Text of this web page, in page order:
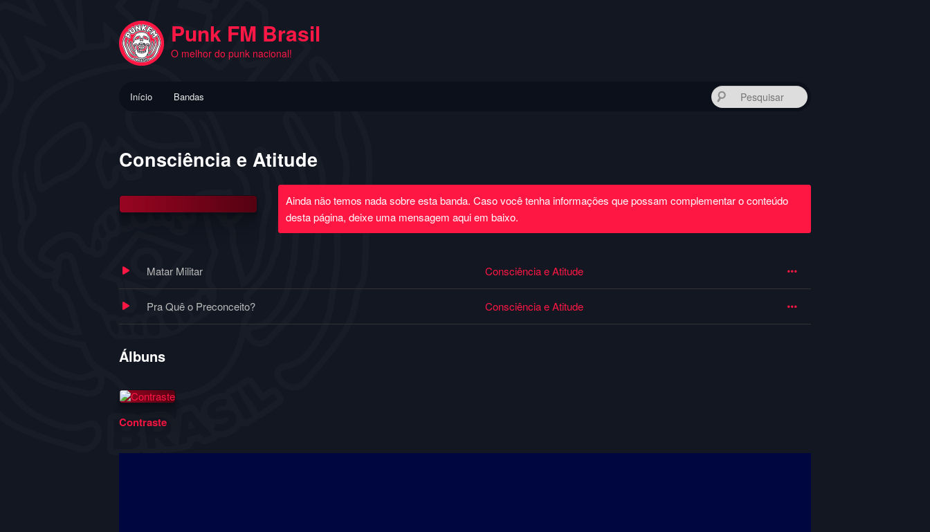
Punk FM Brasil
O melhor do punk nacional!
Início Bandas
Consciência e Atitude
Ainda não temos nada sobre esta banda. Caso você tenha informações que possam complementar o conteúdo
desta página, deixe uma mensagem aqui em baixo.
Matar Militar Consciência e Atitude
Pra Quê o Preconceito? Consciência e Atitude
Álbuns
Contraste